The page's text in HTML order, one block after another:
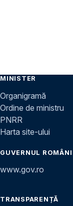
MINISTER
Organigramă
Ordine de ministru
PNRR
Harta site-ului
GUVERNUL
www.gov.ro
TRANSPARENȚĂ